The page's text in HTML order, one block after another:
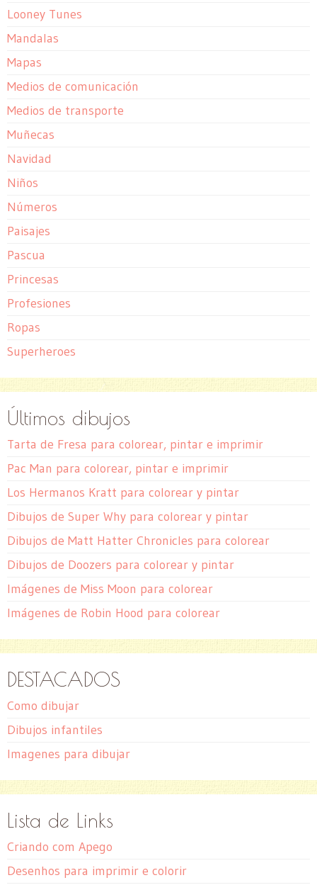
Looney Tunes
Mandalas
Mapas
Medios de comunicación
Medios de transporte
Muñecas
Navidad
Niños
Números
Paisajes
Pascua
Princesas
Profesiones
Ropas
Superheroes
Últimos dibujos
Tarta de Fresa para colorear, pintar e imprimir
Pac Man para colorear, pintar e imprimir
Los Hermanos Kratt para colorear y pintar
Dibujos de Super Why para colorear y pintar
Dibujos de Matt Hatter Chronicles para colorear
Dibujos de Doozers para colorear y pintar
Imágenes de Miss Moon para colorear
Imágenes de Robin Hood para colorear
DESTACADOS
Como dibujar
Dibujos infantiles
Imagenes para dibujar
Lista de Links
Criando com Apego
Desenhos para imprimir e colorir